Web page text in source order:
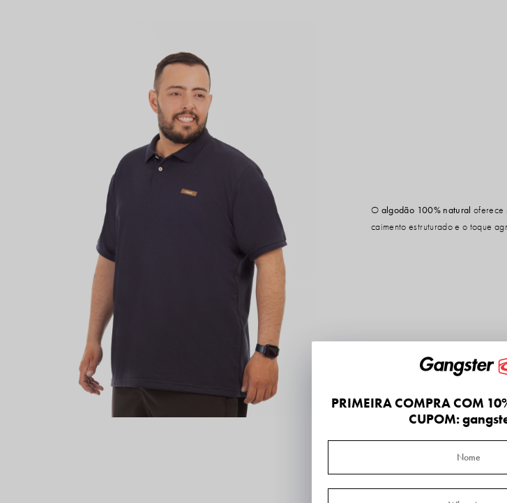
O algodão 100% natural oferece
caimento estruturado e o toque
PRIMEIRA COMPRA COM
CUPOM: